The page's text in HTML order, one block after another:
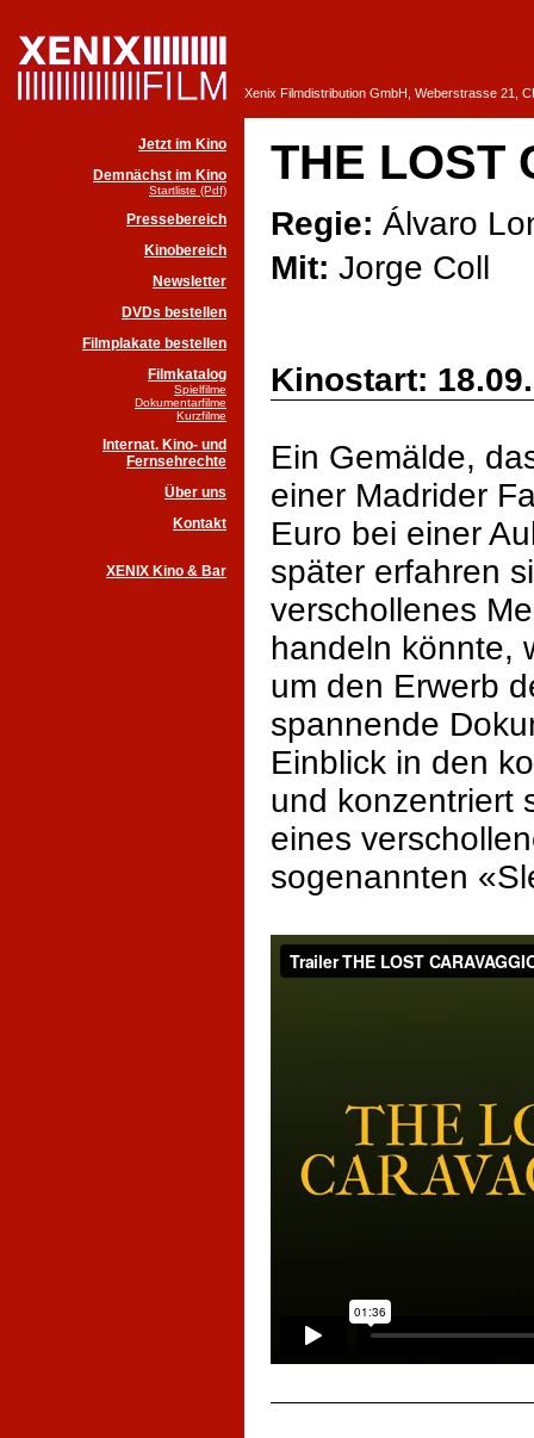
Xenix Filmdistribution GmbH, Weberstrasse 21,
Jetzt im Kino
Demnächst im Kino
Startliste (Pdf)
Pressebereich
Kinobereich
Newsletter
DVDs bestellen
Filmplakate bestellen
Filmkatalog
Spielfilme
Dokumentarfilme
Kurzfilme
Internat. Kino- und
Fernsehrechte
Über uns
Kontakt
XENIX Kino & Bar
THE LOST
Regie: Álvaro
Mit: Jorge Coll
Kinostart:
Ein Gemälde,
einer Madrider
Euro bei einer
später erfahren
verschollenes
handeln könnte,
um den Erwerb
spannende
Einblick in den
und konzentriert
eines
sogenannten